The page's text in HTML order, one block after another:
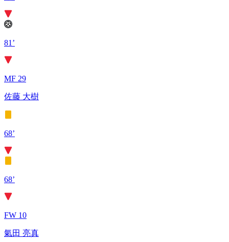
81’
MF 29
佐藤 大樹
68’
68’
FW 10
氣田 亮真